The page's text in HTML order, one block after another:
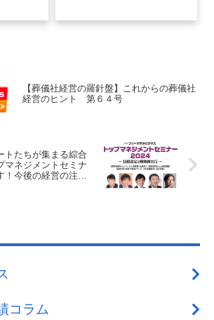
【葬儀社経営の羅針盤】これからの葬儀社
経営のヒント 第６４号
トたちが集まる綜合
マネジメントセミナ
今後の経営の注力
コラム